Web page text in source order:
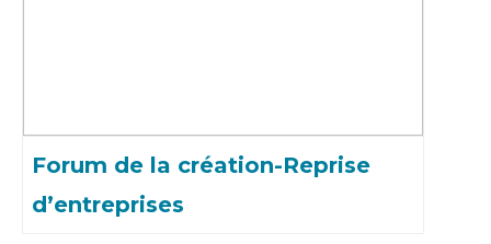
Forum de la création-Reprise
d’entreprises